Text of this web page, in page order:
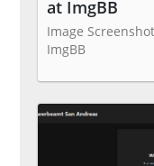
at ImgBB
Image
ImgBB